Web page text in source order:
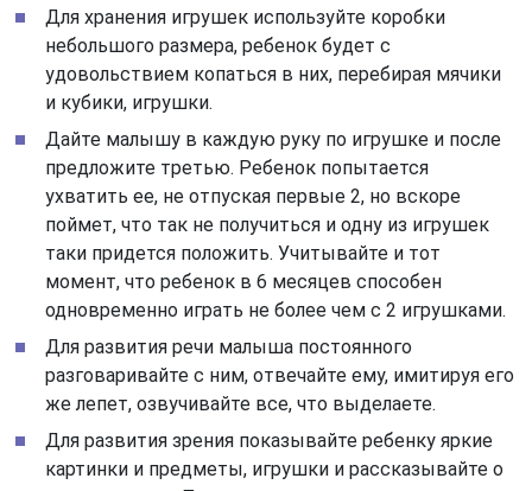
Для хранения игрушек используйте коробки
небольшого размера, ребенок будет с
удовольствием копаться в них, перебирая мячики
и кубики, игрушки.
Дайте малышу в каждую руку по игрушке и после
предложите третью. Ребенок попытается
ухватить ее, не отпуская первые 2, но вскоре
поймет, что так не получиться и одну из игрушек
таки придется положить. Учитывайте и тот
момент, что ребенок в 6 месяцев способен
одновременно играть не более чем с 2 игрушками.
Для развития речи малыша постоянного
разговаривайте с ним, отвечайте ему, имитируя его
же лепет, озвучивайте все, что выделаете.
Для развития зрения показывайте ребенку яркие
картинки и предметы, игрушки и рассказывайте о